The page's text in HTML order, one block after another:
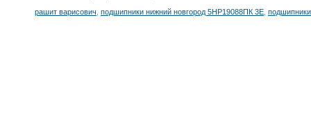
рашит варисович подшипники нижний новгород 5НР19088ПК 3Е